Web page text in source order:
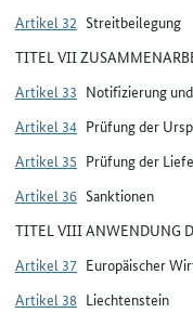
Artikel 32 Streitbeilegung
TITEL VII
Artikel 33 Notifizierung
Artikel 34 Prüfung der
Artikel 35 Prüfung der
Artikel 36 Sanktionen
TITEL VIII ANWENDUNG
Artikel 37 Europäischer
Artikel 38 Liechtenstein